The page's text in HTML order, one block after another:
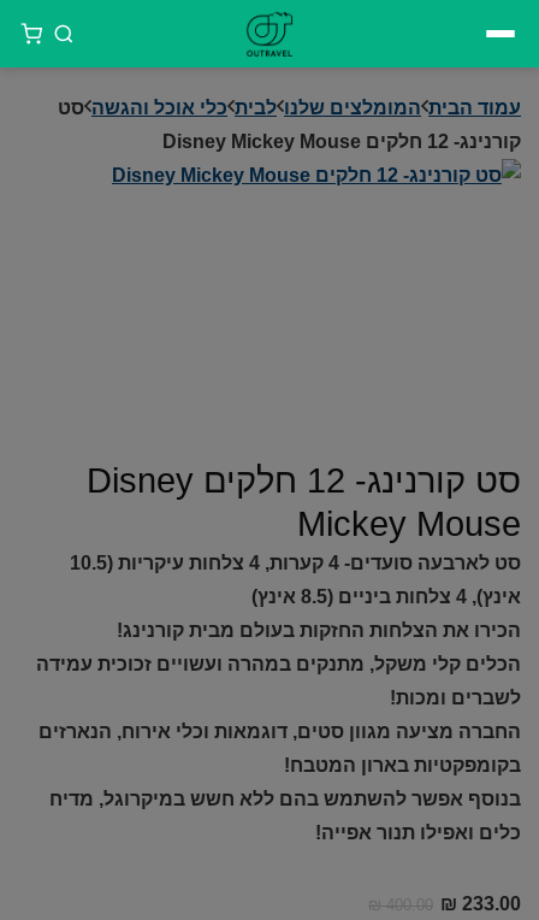
עמוד הבית המומלצים שלנו לבית כלי אוכל והגשה סט
קורנינג- 12 חלקים Disney Mickey Mouse
סט קורנינג- 12 חלקים Disney
Mickey Mouse
סט לארבעה סועדים- 4 קערות, 4 צלחות עיקריות (10.5
אינץ), 4 צלחות ביניים (8.5 אינץ)
הכירו את הצלחות החזקות בעולם מבית קורנינג!
הכלים קלי משקל, מתנקים במהרה ועשויים זכוכית עמידה
לשברים ומכות!
החברה מציעה מגוון סטים, דוגמאות וכלי אירוח, הנארזים
בקומפקטיות בארון המטבח!
בנוסף אפשר להשתמש בהם ללא חשש במיקרוגל, מדיח
כלים ואפילו תנור אפייה!
₪400.00
המחיר
₪ 233.00
המחיר